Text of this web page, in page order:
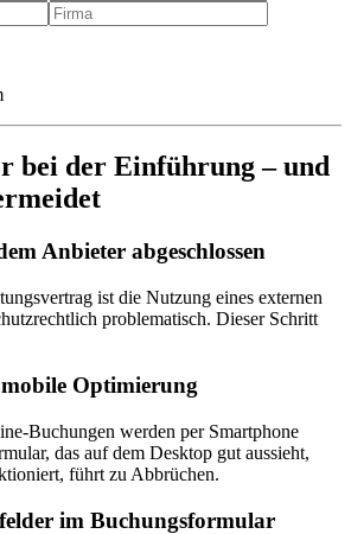
bei der Einführung – und
Anbieter abgeschlossen
ist die Nutzung eines externen
problematisch. Dieser Schritt
Optimierung
Buchungen werden per Smartphone
das auf dem Desktop gut aussieht,
führt zu Abbrüchen.
im Buchungsformular